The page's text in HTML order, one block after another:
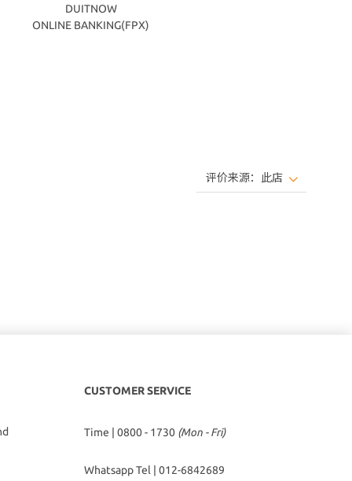
DUITNOW
ONLINE BANKING(FPX)
CUSTOMER SERVICE
Time | 0800 - 1730 (Mon - Fri)
Whatsapp Tel | 012-6842689